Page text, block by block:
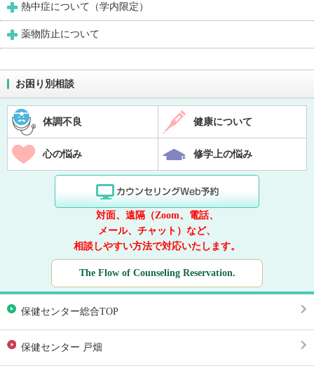
熱中症について（学内限定）
薬物防止について
お困り別相談
体調不良 健康について
心の悩み 修学上の悩み
対面、遠隔（Zoom、電話、
メール、チャット）など、
相談しやすい方法で対応いたします。
The Flow of Counseling Reservation.
保健センター総合TOP
保健センター 戸畑